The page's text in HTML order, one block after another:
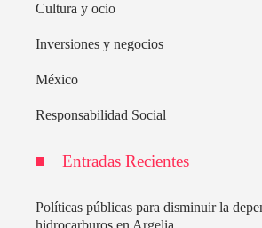
Cultura y ocio
Inversiones y negocios
México
Responsabilidad Social
Entradas Recientes
Políticas públicas para disminuir la